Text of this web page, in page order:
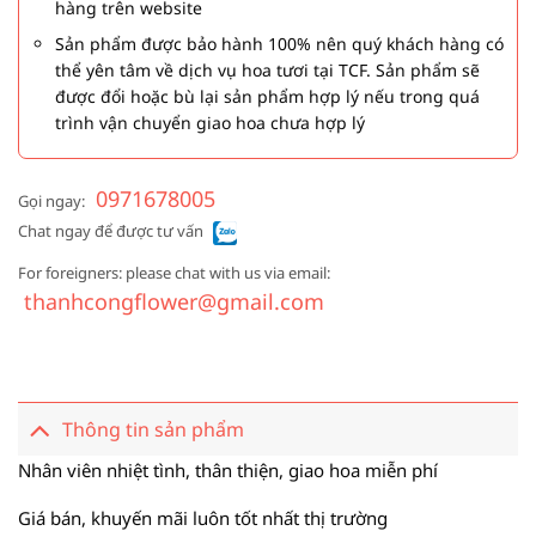
hàng trên website
Sản phẩm được bảo hành 100% nên quý khách hàng có
thể yên tâm về dịch vụ hoa tươi tại TCF. Sản phẩm sẽ
được đổi hoặc bù lại sản phẩm hợp lý nếu trong quá
trình vận chuyển giao hoa chưa hợp lý
Gọi ngay: 0971678005
Chat ngay để được tư vấn
For foreigners: please chat with us via email:
thanhcongflower@gmail.com
Thông tin sản phẩm
Nhân viên nhiệt tình, thân thiện, giao hoa miễn phí
Giá bán, khuyến mãi luôn tốt nhất thị trường